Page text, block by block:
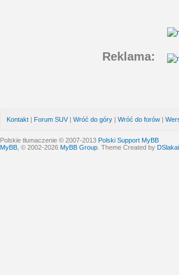
Reklama:
Kontakt | Forum SUV| Wróć do góry | Wróć do forów |
Polskie tłumaczenie © 2007-2013 Polski Support MyBB
MyBB , © 2002-2026 MyBB Group . Theme Created by